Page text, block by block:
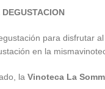
para disfrutar
en la misma
la Vinoteca La